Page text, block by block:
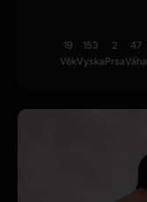
19
Věk
153
Vyska
2
Prsa
47
Váha